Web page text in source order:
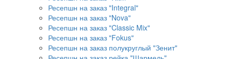
Ресепшн на заказ "Integral"
Ресепшн на заказ "Nova"
Ресепшн на заказ "Classic Mix"
Ресепшн на заказ "Fokus"
Ресепшн на заказ полукруглый "Зенит"